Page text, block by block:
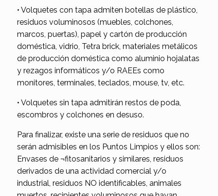
• Volquetes con tapa admiten botellas de plástico,
residuos voluminosos (muebles, colchones,
marcos, puertas), papel y cartón de producción
doméstica, vidrio, Tetra brick, materiales metálicos
de producción doméstica como aluminio hojalatas
y rezagos informáticos y/o RAEEs como
monitores, terminales, teclados, mouse, tv, etc.
• Volquetes sin tapa admitirán restos de poda,
escombros y colchones en desuso.
Para finalizar, existe una serie de residuos que no
serán admisibles en los Puntos Limpios y ellos son:
Envases de ¬fitosanitarios y similares, residuos
derivados de una actividad comercial y/o
industrial, residuos NO identificables, animales